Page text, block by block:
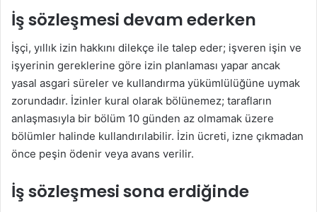
İş sözleşmesi devam ederken
İşçi, yıllık izin hakkını dilekçe ile talep eder; işveren işin ve
işyerinin gereklerine göre izin planlaması yapar ancak
yasal asgari süreler ve kullandırma yükümlülüğüne uymak
zorundadır. İzinler kural olarak bölünemez; tarafların
anlaşmasıyla bir bölüm 10 günden az olmamak üzere
bölümler halinde kullandırılabilir. İzin ücreti, izne çıkmadan
önce peşin ödenir veya avans verilir.
İş sözleşmesi sona erdiğinde